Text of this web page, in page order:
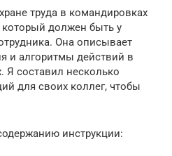
труда в командировках
должен быть у
Она описывает
и алгоритмы действий в
Я составил несколько
для своих коллег, чтобы
инструкции: